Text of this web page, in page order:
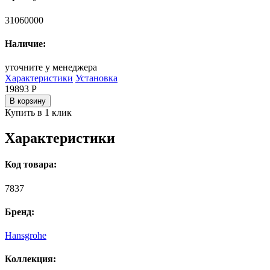
31060000
Наличие:
уточните у менеджера
Характеристики Установка
19893 Р
В корзину
Купить в 1 клик
Характеристики
Код товара:
7837
Бренд:
Hansgrohe
Коллекция: